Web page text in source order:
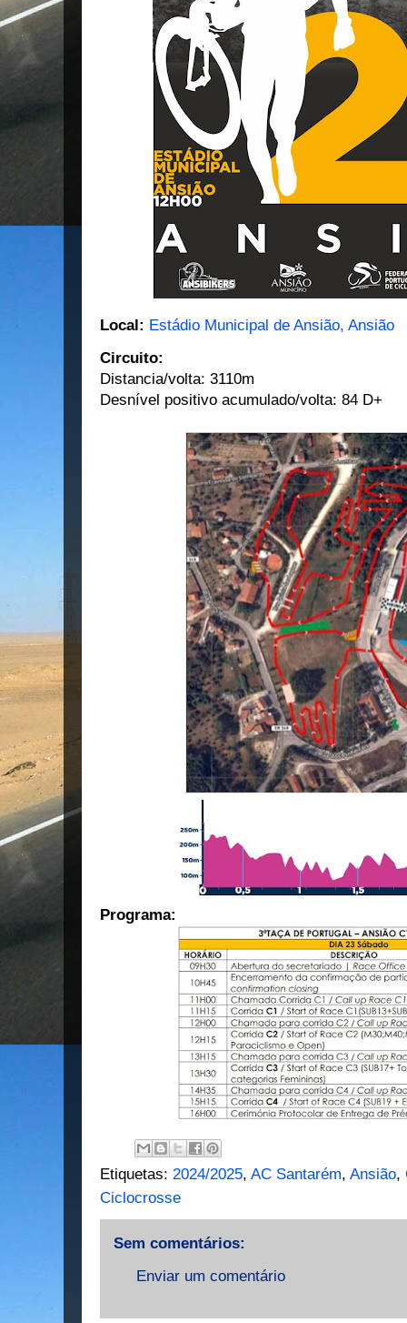
Local: Estádio Municipal de Ansião, Ansião
Circuito:
Distancia/volta: 3110m
Desnível positivo acumulado/volta: 84 D+
Programa:
Etiquetas: 2024/2025, AC Santarém, Ansião,
Ciclocrosse
Sem comentários:
Enviar um comentário